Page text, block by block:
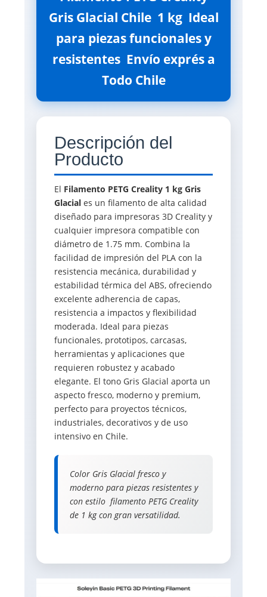
Gris Glacial Chile  1 kg  Ideal
para piezas funcionales y
resistentes  Envío exprés a
Todo Chile
Descripción del
Producto
El Filamento PETG Creality 1 kg Gris
Glacial es un filamento de alta calidad
diseñado para impresoras 3D Creality y
cualquier impresora compatible con
diámetro de 1.75 mm. Combina la
facilidad de impresión del PLA con la
resistencia mecánica, durabilidad y
estabilidad térmica del ABS, ofreciendo
excelente adherencia de capas,
resistencia a impactos y flexibilidad
moderada. Ideal para piezas
funcionales, prototipos, carcasas,
herramientas y aplicaciones que
requieren robustez y acabado
elegante. El tono Gris Glacial aporta un
aspecto fresco, moderno y premium,
perfecto para proyectos técnicos,
industriales, decorativos y de uso
intensivo en Chile.
Color Gris Glacial fresco y
moderno para piezas resistentes y
con estilo  filamento PETG Creality
de 1 kg con gran versatilidad.